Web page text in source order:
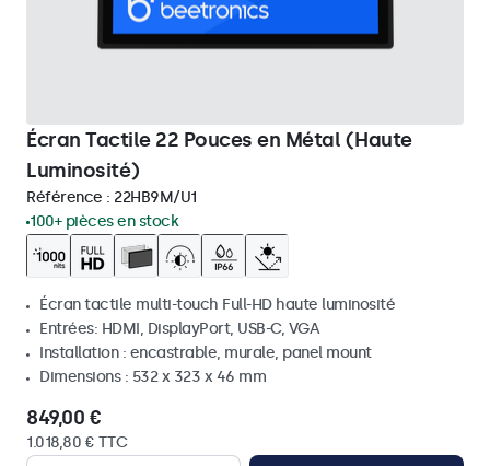
Écran Tactile 22 Pouces en Métal (Haute
Luminosité)
Référence : 22HB9M/U1
100+ pièces en stock
Écran tactile multi-touch Full-HD haute luminosité
Entrées: HDMI, DisplayPort, USB-C, VGA
Installation : encastrable, murale, panel mount
Dimensions : 532 x 323 x 46 mm
849,00 €
1.018,80 € TTC